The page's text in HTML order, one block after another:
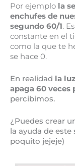
Por ejemplo la
enchufes de
segundo 60/1.
constante en el
como la que te
se hace 0.
En realidad la
apaga 60 veces
percibimos.
¿Puedes crear
la ayuda de
poquito jejeje)